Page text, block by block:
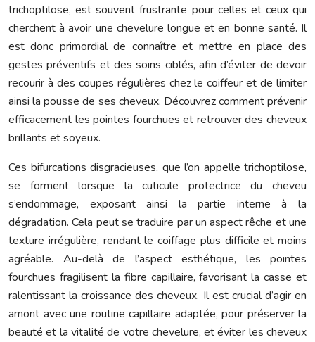
trichoptilose, est souvent frustrante pour celles et ceux qui
cherchent à avoir une chevelure longue et en bonne santé. Il
est donc primordial de connaître et mettre en place des
gestes préventifs et des soins ciblés, afin d’éviter de devoir
recourir à des coupes régulières chez le coiffeur et de limiter
ainsi la pousse de ses cheveux. Découvrez comment prévenir
efficacement les pointes fourchues et retrouver des cheveux
brillants et soyeux.
Ces bifurcations disgracieuses, que l’on appelle trichoptilose,
se forment lorsque la cuticule protectrice du cheveu
s’endommage, exposant ainsi la partie interne à la
dégradation. Cela peut se traduire par un aspect rêche et une
texture irrégulière, rendant le coiffage plus difficile et moins
agréable. Au-delà de l’aspect esthétique, les pointes
fourchues fragilisent la fibre capillaire, favorisant la casse et
ralentissant la croissance des cheveux. Il est crucial d’agir en
amont avec une routine capillaire adaptée, pour préserver la
beauté et la vitalité de votre chevelure, et éviter les cheveux